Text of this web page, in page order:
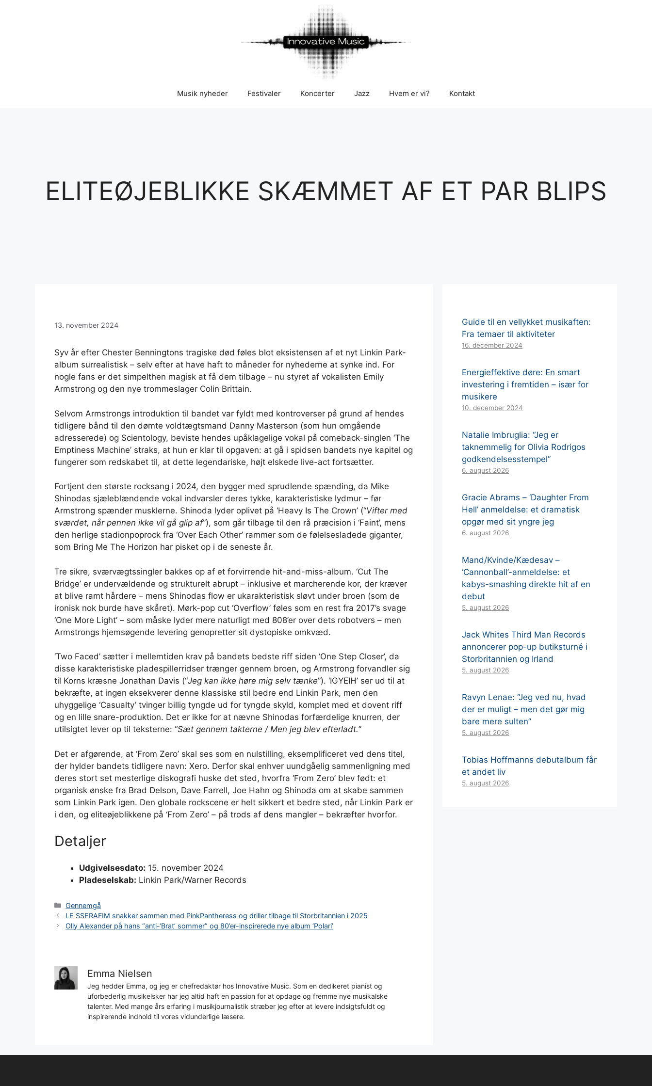
Musik nyheder Festivaler Koncerter Jazz Hvem er vi? Kontakt
ELITEØJEBLIKKE SKÆMMET AF ET PAR BLIPS
13. november 2024
Syv år efter Chester Benningtons tragiske død føles blot eksistensen af ​​et nyt Linkin Park-
album surrealistisk – selv efter at have haft to måneder for nyhederne at synke ind. For
nogle fans er det simpelthen magisk at få dem tilbage – nu styret af vokalisten Emily
Armstrong og den nye trommeslager Colin Brittain.
Selvom Armstrongs introduktion til bandet var fyldt med kontroverser på grund af hendes
tidligere bånd til den dømte voldtægtsmand Danny Masterson (som hun omgående
adresserede) og Scientology, beviste hendes upåklagelige vokal på comeback-singlen ‘The
Emptiness Machine’ straks, at hun er klar til opgaven: at gå i spidsen bandets nye kapitel og
fungerer som redskabet til, at dette legendariske, højt elskede live-act fortsætter.
Fortjent den største rocksang i 2024, den bygger med sprudlende spænding, da Mike
Shinodas sjæleblændende vokal indvarsler deres tykke, karakteristiske lydmur – før
Armstrong spænder musklerne. Shinoda lyder oplivet på ‘Heavy Is The Crown’ (“Vifter med
sværdet, når pennen ikke vil gå glip af”), som går tilbage til den rå præcision i ‘Faint’, mens
den herlige stadionpoprock fra ‘Over Each Other’ rammer som de følelsesladede giganter,
som Bring Me The Horizon har pisket op i de seneste år.
Tre sikre, sværvægtssingler bakkes op af et forvirrende hit-and-miss-album. ‘Cut The
Bridge’ er undervældende og strukturelt abrupt – inklusive et marcherende kor, der kræver
at blive ramt hårdere – mens Shinodas flow er ukarakteristisk sløvt under broen (som de
ironisk nok burde have skåret). Mørk-pop cut ‘Overflow’ føles som en rest fra 2017’s svage
‘One More Light’ – som måske lyder mere naturligt med 808’er over dets robotvers – men
Armstrongs hjemsøgende levering genopretter sit dystopiske omkvæd.
‘Two Faced’ sætter i mellemtiden krav på bandets bedste riff siden ‘One Step Closer’, da
disse karakteristiske pladespillerridser trænger gennem broen, og Armstrong forvandler sig
til Korns kræsne Jonathan Davis (“Jeg kan ikke høre mig selv tænke”). ‘IGYEIH’ ser ud til at
bekræfte, at ingen eksekverer denne klassiske stil bedre end Linkin Park, men den
uhyggelige ‘Casualty’ tvinger billig tyngde ud for tyngde skyld, komplet med et dovent riff
og en lille snare-produktion. Det er ikke for at nævne Shinodas forfærdelige knurren, der
utilsigtet lever op til teksterne: “Sæt gennem takterne / Men jeg blev efterladt.”
Det er afgørende, at ‘From Zero’ skal ses som en nulstilling, eksemplificeret ved dens titel,
der hylder bandets tidligere navn: Xero. Derfor skal enhver uundgåelig sammenligning med
deres stort set mesterlige diskografi huske det sted, hvorfra ‘From Zero’ blev født: et
organisk ønske fra Brad Delson, Dave Farrell, Joe Hahn og Shinoda om at skabe sammen
som Linkin Park igen. Den globale rockscene er helt sikkert et bedre sted, når Linkin Park er
i den, og eliteøjeblikkene på ‘From Zero’ – på trods af dens mangler – bekræfter hvorfor.
Detaljer
Udgivelsesdato: 15. november 2024
Pladeselskab: Linkin Park/Warner Records
Kategorier
Gennemgå
LE SSERAFIM snakker sammen med PinkPantheress og driller tilbage til Storbritannien i 2025
Olly Alexander på hans “anti-‘Brat’ sommer” og 80’er-inspirerede nye album ‘Polari’
Emma Nielsen
Jeg hedder Emma, og jeg er chefredaktør hos Innovative Music. Som en dedikeret pianist og
uforbederlig musikelsker har jeg altid haft en passion for at opdage og fremme nye musikalske
talenter. Med mange års erfaring i musikjournalistik stræber jeg efter at levere indsigtsfuldt og
inspirerende indhold til vores vidunderlige læsere.
Guide til en vellykket musikaften:
Fra temaer til aktiviteter
16. december 2024
Energieffektive døre: En smart
investering i fremtiden – især for
musikere
10. december 2024
Natalie Imbruglia: “Jeg er
taknemmelig for Olivia Rodrigos
godkendelsesstempel”
6. august 2026
Gracie Abrams – ‘Daughter From
Hell’ anmeldelse: et dramatisk
opgør med sit yngre jeg
6. august 2026
Mand/Kvinde/Kædesav –
‘Cannonball’-anmeldelse: et
kabys-smashing direkte hit af en
debut
5. august 2026
Jack Whites Third Man Records
annoncerer pop-up butiksturné i
Storbritannien og Irland
5. august 2026
Ravyn Lenae: “Jeg ved nu, hvad
der er muligt – men det gør mig
bare mere sulten”
5. august 2026
Tobias Hoffmanns debutalbum får
et andet liv
5. august 2026